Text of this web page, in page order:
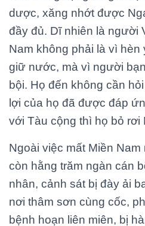
dược, xăng nhớt được
đầy đủ. Dĩ nhiên là người
Nam không phải là vì hèn
giữ nước, mà vì người
bội. Họ đến không cần
lợi của họ đã được đáp
với Tàu cộng thì họ bỏ rơi
Ngoài việc mất Miền
còn hằng trăm ngàn cán
nhân, cảnh sát bị đày ải
nơi thâm sơn cùng cốc,
bệnh hoạn liên miên, bị